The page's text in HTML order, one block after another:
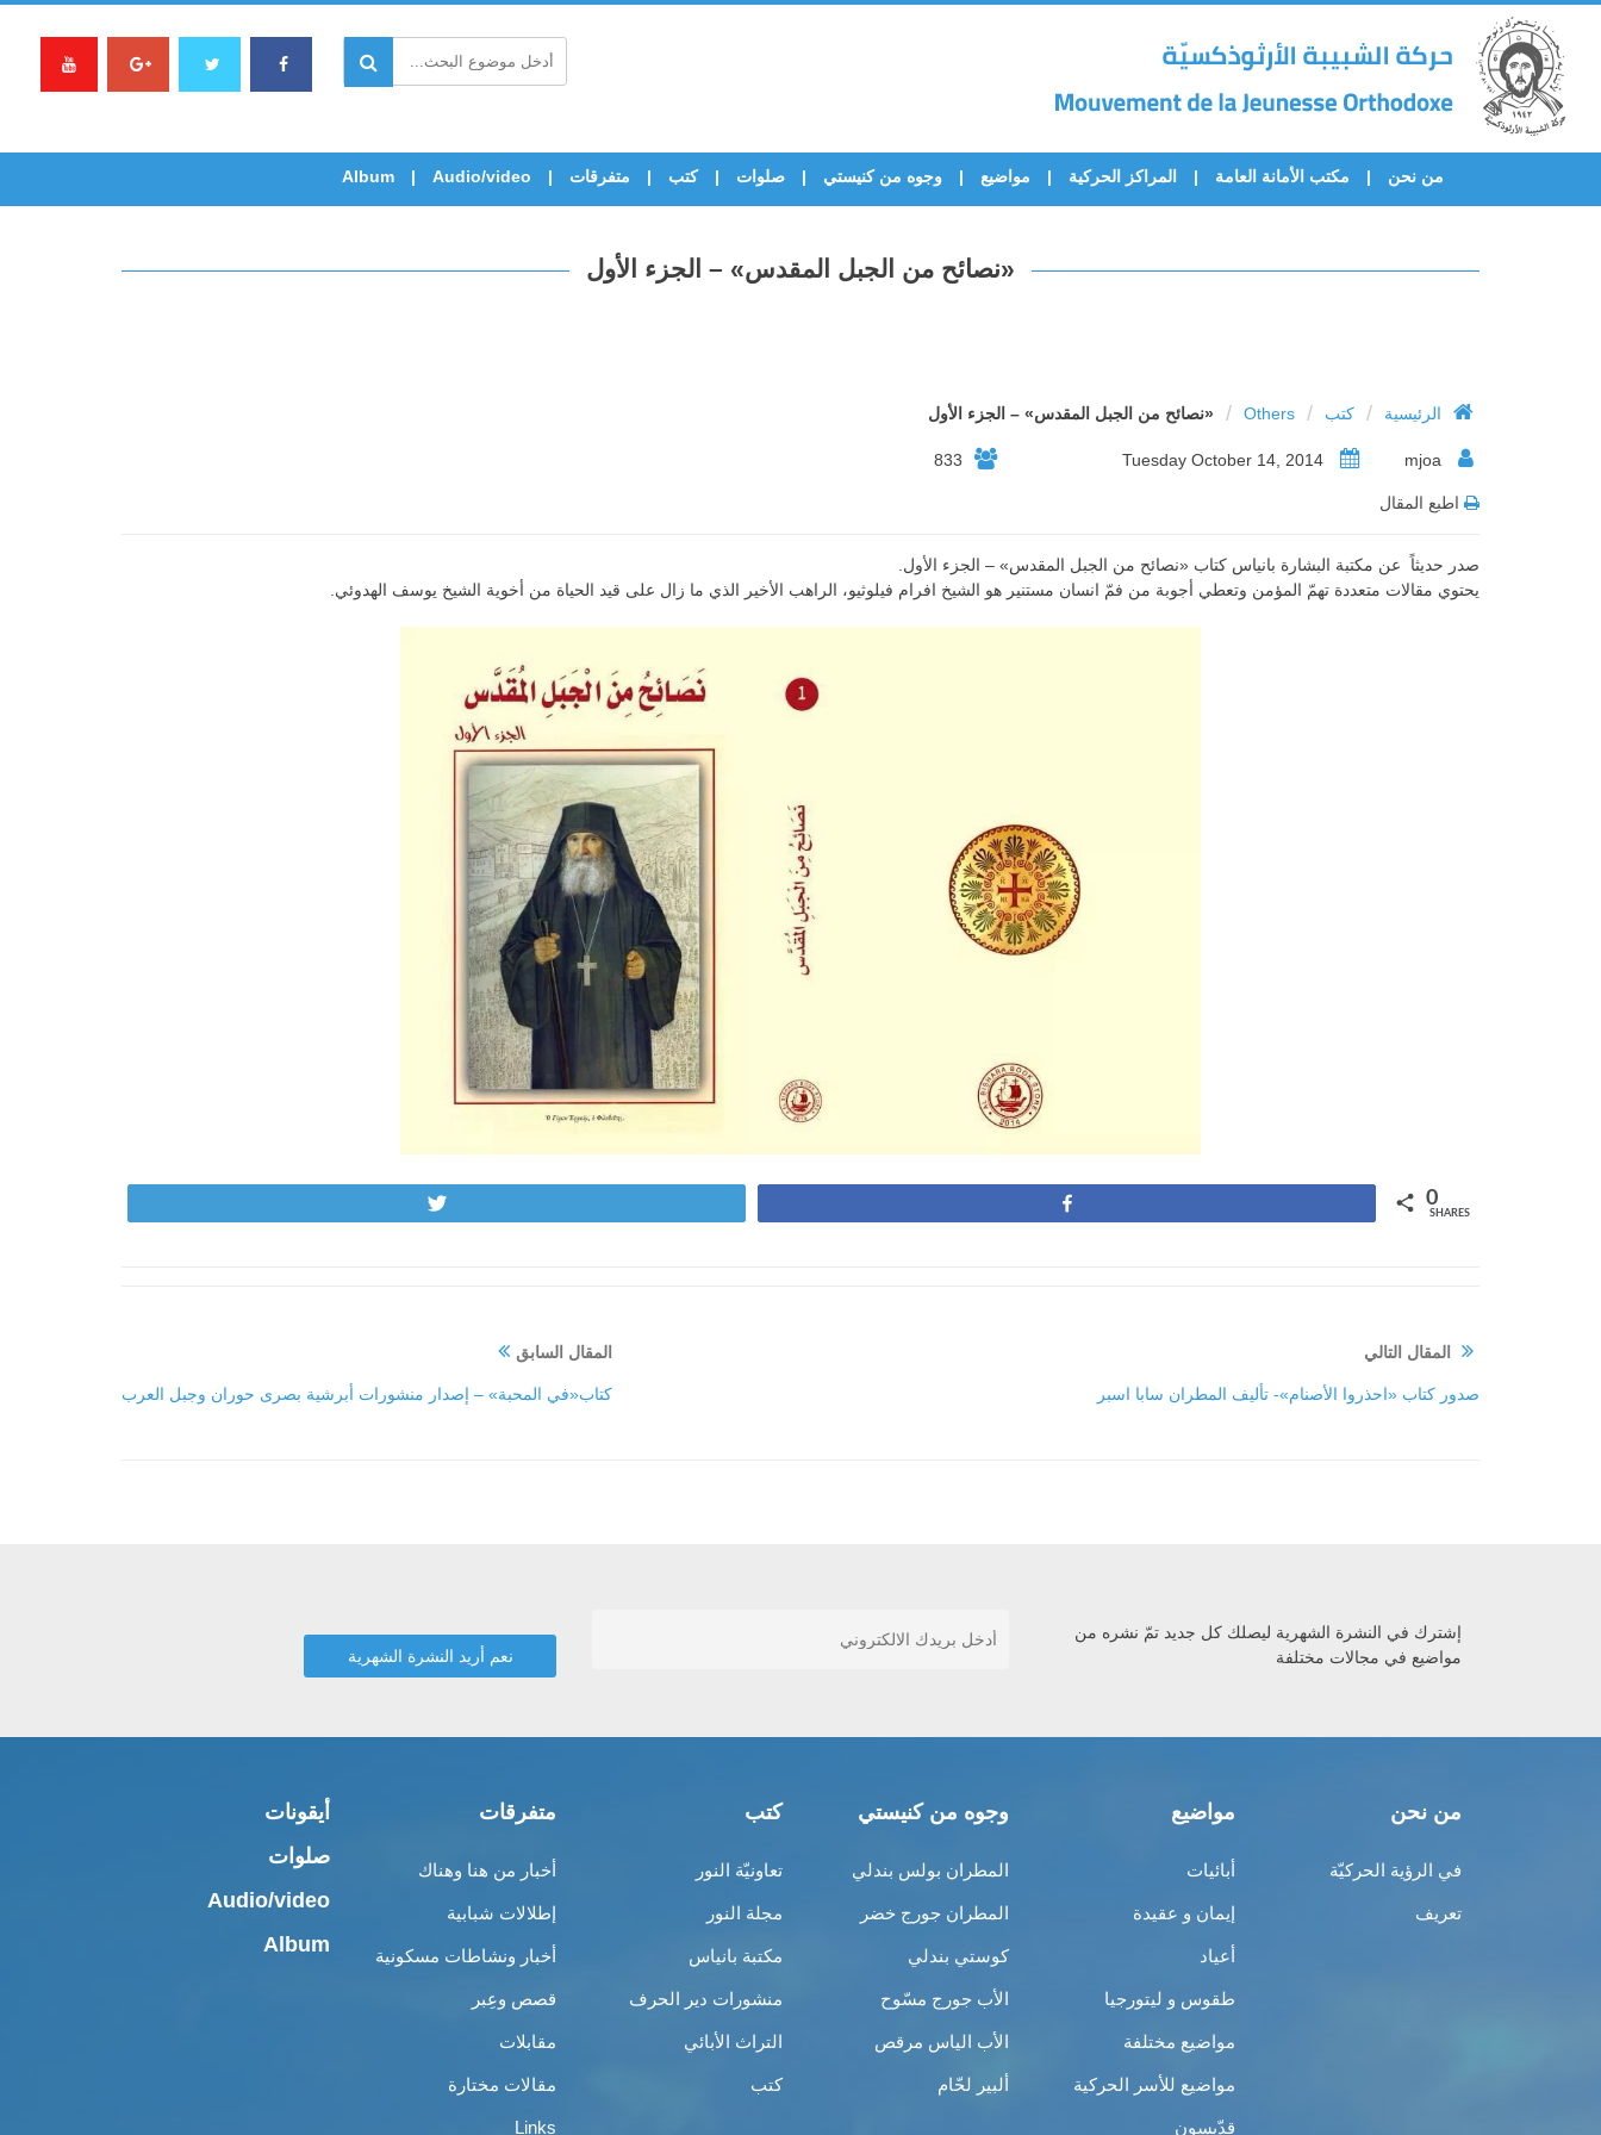
من نحن مكتب الأمانة العامة المراكز الحركية مواضيع وجوه من كنيستي صلوات كتب متفرقات Audio/video
Album
«نصائح من الجبل المقدس» – الجزء الأول
الرئيسية / كتب /
Others
/ «نصائح من الجبل المقدس» – الجزء الأول
833
اطبع المقال
صدر حديثاً عن مكتبة البشارة بانياس كتاب «نصائح من الجبل المقدس» – الجزء الأول.
يحتوي مقالات متعددة تهمّ المؤمن وتعطي أجوبة من فمّ انسان مستنير هو الشيخ افرام فيلوثيو، الراهب الأخير الذي ما زال على قيد الحياة من أخوية الشيخ يوسف الهدوئي.
0
SHARES
المقال السابق
كتاب«في المحبة» – إصدار منشورات أبرشية بصرى حوران وجبل العرب
المقال التالي
صدور كتاب «احذروا الأصنام»- تأليف المطران سابا اسبر
إشترك في النشرة الشهرية ليصلك كل جديد تمّ نشره من
مواضيع في مجالات مختلفة
من نحن
في الرؤية الحركيّة
تعريف
مواضيع
أبائيات
إيمان و عقيدة
أعياد
طقوس و ليتورجيا
مواضيع مختلفة
مواضيع للأسر الحركية
قدّيسون
وجوه من كنيستي
المطران بولس بندلي
المطران جورج خضر
كوستي بندلي
الأب جورج مسّوح
الأب الياس مرقص
ألبير لحّام
كتب
تعاونيّة النور
مجلة النور
مكتبة بانياس
منشورات دير الحرف
التراث الأبائي
كتب
متفرقات
أخبار من هنا وهناك
إطلالات شبابية
أخبار ونشاطات مسكونية
قصص وعِبر
مقابلات
مقالات مختارة
Links
أيقونات
صلوات
Audio/video
Album